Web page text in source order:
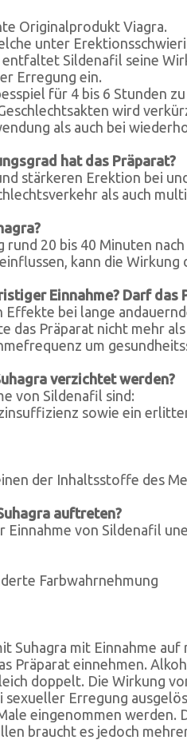
Originalprodukt Viagra.
unter
Sildenafil seine
Erregung ein.
für 4 bis 6 Stunden
wird
als auch bei
hat das Präparat?
stärkeren Erektion bei
als auch
20 bis 40 Minuten
kann die
Einnahme? Darf
Effekte bei lange
Präparat nicht mehr
um
verzichtet werden?
von Sildenafil sind:
sowie ein
der Inhaltsstoffe des
auftreten?
Einnahme von Sildenafil
Farbwahrnehmung
Suhagra mit Einnahme
Präparat einnehmen.
doppelt. Die Wirkung
Erregung
eingenommen
braucht es jedoch